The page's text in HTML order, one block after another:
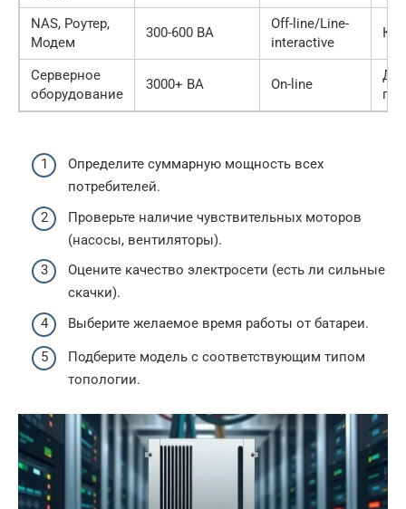
NAS, Роутер,
Модем
300-600 ВА
Off-line/Line-
interactive
Серверное
оборудование
3000+ ВА On-line
Определите суммарную мощность всех
потребителей.
Проверьте наличие чувствительных моторов
(насосы, вентиляторы).
Оцените качество электросети (есть ли сильные
скачки).
Выберите желаемое время работы от батареи.
Подберите модель с соответствующим типом
топологии.